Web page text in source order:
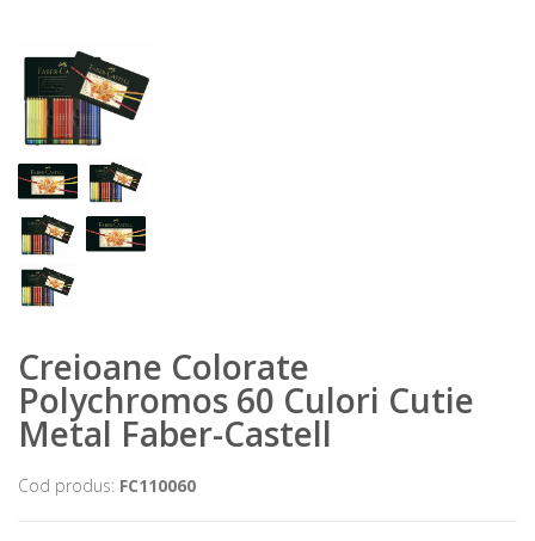
Creioane Colorate
Polychromos 60 Culori Cutie
Metal Faber-Castell
Cod produs: FC110060